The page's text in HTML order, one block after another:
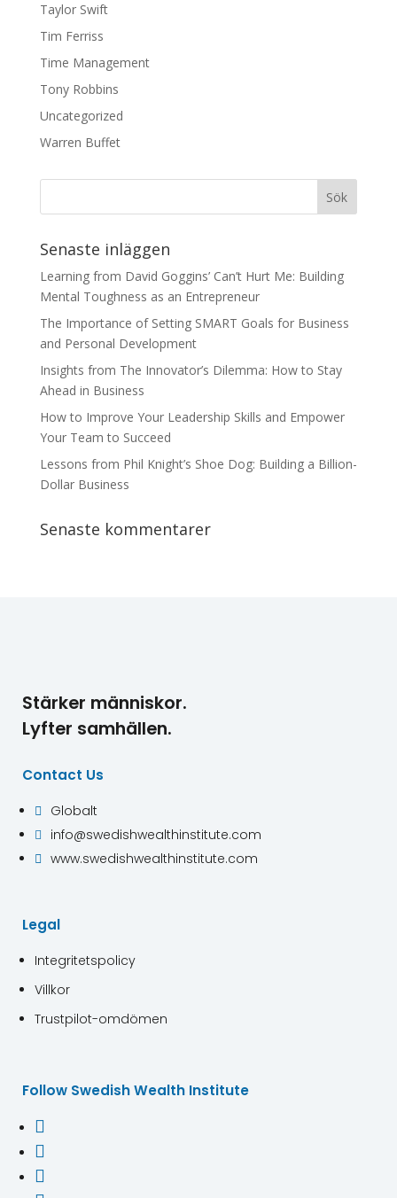
Taylor Swift
Tim Ferriss
Time Management
Tony Robbins
Uncategorized
Warren Buffet
Senaste inläggen
Learning from David Goggins’ Can’t Hurt Me: Building
Mental Toughness as an Entrepreneur
The Importance of Setting SMART Goals for Business
and Personal Development
Insights from The Innovator’s Dilemma: How to Stay
Ahead in Business
How to Improve Your Leadership Skills and Empower
Your Team to Succeed
Lessons from Phil Knight’s Shoe Dog: Building a Billion-
Dollar Business
Senaste kommentarer
Stärker människor.
Lyfter samhällen.
Contact Us
 Globalt
 info@swedishwealthinstitute.com
 www.swedishwealthinstitute.com
Legal
Integritetspolicy
Villkor
Trustpilot-omdömen
Follow Swedish Wealth Institute


